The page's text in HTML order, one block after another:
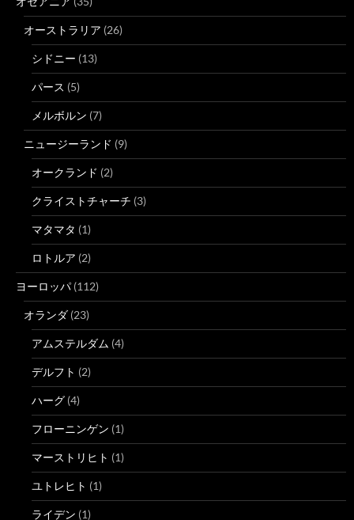
オーストラリア (26)
シドニー (13)
パース (5)
メルボルン (7)
ニュージーランド (9)
オークランド (2)
クライストチャーチ (3)
マタマタ (1)
ロトルア (2)
ヨーロッパ (112)
オランダ (23)
アムステルダム (4)
デルフト (2)
ハーグ (4)
フローニンゲン (1)
マーストリヒト (1)
ユトレヒト (1)
ライデン (1)